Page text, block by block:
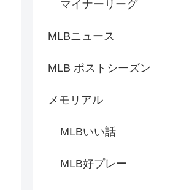
マイナーリーグ
MLBニュース
MLB ポストシーズン
メモリアル
MLBいい話
MLB好プレー